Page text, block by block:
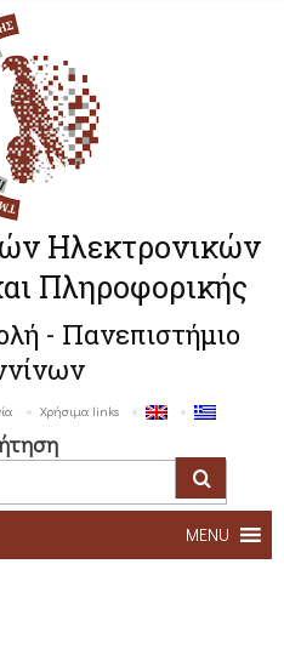
Ηλεκτρονικών
Πληροφορικής
- Πανεπιστήμιο
Χρήσιμα links
MENU